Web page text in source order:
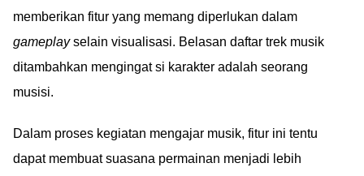
memberikan fitur yang memang diperlukan dalam
gameplayselain visualisasi. Belasan daftar trek musik
ditambahkan mengingat si karakter adalah seorang
musisi.
Dalam proses kegiatan mengajar musik, fitur ini tentu
dapat membuat suasana permainan menjadi lebih